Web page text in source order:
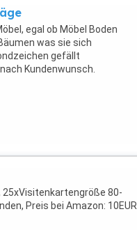
egal ob Möbel Boden
was sie sich
gefällt
Kundenwunsch.
25xVisitenkartengröße 80-
Preis bei Amazon: 10EUR